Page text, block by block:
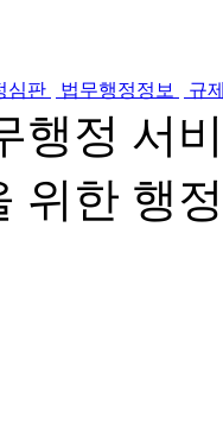
심판 법무행정정보 규
행정 서
위한 행